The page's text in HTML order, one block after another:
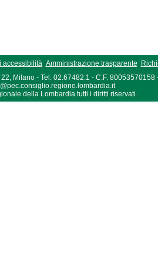
accessibilità Amministrazione trasparente
Milano - Tel. 02.67482.1 - C.F. 80053570158
della Lombardia tutti i diritti riservati.